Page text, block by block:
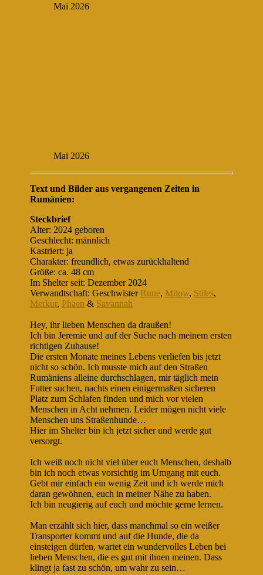
Mai 2026
Mai 2026
Text und Bilder aus vergangenen Zeiten in
Rumänien:
Steckbrief
Alter: 2024 geboren
Geschlecht: männlich
Kastriert: ja
Charakter: freundlich, etwas zurückhaltend
Größe: ca. 48 cm
Im Shelter seit: Dezember 2024
Verwandtschaft: Geschwister Rune, Milow, Stiles,
Merkur, Phaen & Savannah
Hey, ihr lieben Menschen da draußen!
Ich bin Jeremie und auf der Suche nach meinem ersten
richtigen Zuhause!
Die ersten Monate meines Lebens verliefen bis jetzt
nicht so schön. Ich musste mich auf den Straßen
Rumäniens alleine durchschlagen, mir täglich mein
Futter suchen, nachts einen einigermaßen sicheren
Platz zum Schlafen finden und mich vor vielen
Menschen in Acht nehmen. Leider mögen nicht viele
Menschen uns Straßenhunde…
Hier im Shelter bin ich jetzt sicher und werde gut
versorgt.
Ich weiß noch nicht viel über euch Menschen, deshalb
bin ich noch etwas vorsichtig im Umgang mit euch.
Gebt mir einfach ein wenig Zeit und ich werde mich
daran gewöhnen, euch in meiner Nähe zu haben.
Ich bin neugierig auf euch und möchte gerne lernen.
Man erzählt sich hier, dass manchmal so ein weißer
Transporter kommt und auf die Hunde, die da
einsteigen dürfen, wartet ein wundervolles Leben bei
lieben Menschen, die es gut mit ihnen meinen. Dass
klingt ja fast zu schön, um wahr zu sein…